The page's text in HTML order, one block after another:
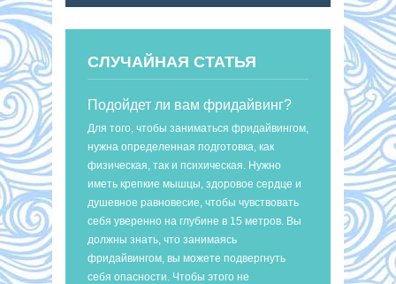
СЛУЧАЙНАЯ СТАТЬЯ
Подойдет ли вам фридайвинг?
Для того, чтобы заниматься фридайвингом,
нужна определенная подготовка, как
физическая, так и психическая. Нужно
иметь крепкие мышцы, здоровое сердце и
душевное равновесие, чтобы чувствовать
себя уверенно на глубине в 15 метров. Вы
должны знать, что занимаясь
фридайвингом, вы можете подвергнуть
себя опасности. Чтобы этого не